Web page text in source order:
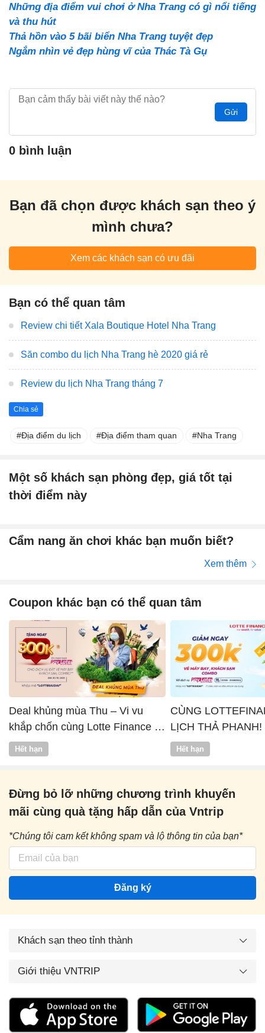
Những địa điểm vui chơi ở Nha Trang có gì nổi tiếng
và thu hút
Thả hồn vào 5 bãi biển Nha Trang tuyệt đẹp
Ngắm nhìn vẻ đẹp hùng vĩ của Thác Tà Gụ
Gửi
0 bình luận
Bạn đã chọn được khách sạn theo ý
mình chưa?
Xem các khách sạn có ưu đãi
Bạn có thể quan tâm
Review chi tiết Xala Boutique Hotel Nha Trang
Săn combo du lịch Nha Trang hè 2020 giá rẻ
Review du lịch Nha Trang tháng 7
Chia sẻ
Địa điểm du lịch Địa điểm tham quan Nha Trang
Một số khách sạn phòng đẹp, giá tốt tại
thời điểm này
Cẩm nang ăn chơi khác bạn muốn biết?
Xem thêm
Coupon khác bạn có thể quan tâm
Deal khủng mùa Thu – Vi vu
khắp chốn cùng Lotte Finance x
Vntrip
Hết hạn
CÙNG
LỊCH THẢ PHANH!
Hết hạn
Đừng bỏ lỡ những chương trình khuyến
mãi cùng quà tặng hấp dẫn của Vntrip
*Chúng tôi cam kết không spam và lộ thông tin của bạn*
Đăng ký
Khách sạn theo tỉnh thành
Giới thiệu VNTRIP